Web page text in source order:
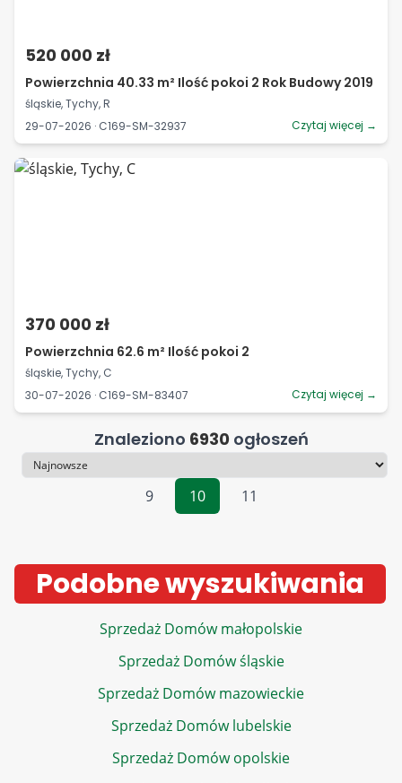
520 000 zł
Powierzchnia 40.33 m² Ilość pokoi 2 Rok Budowy 2019
śląskie, Tychy, R
29-07-2026 · C169-SM-32937
Czytaj więcej →
370 000 zł
Powierzchnia 62.6 m² Ilość pokoi 2
śląskie, Tychy, C
30-07-2026 · C169-SM-83407
Czytaj więcej →
Znaleziono 6930 ogłoszeń
Sortowanie
9
10 11
Podobne wyszukiwania
Sprzedaż Domów małopolskie
Sprzedaż Domów śląskie
Sprzedaż Domów mazowieckie
Sprzedaż Domów lubelskie
Sprzedaż Domów opolskie